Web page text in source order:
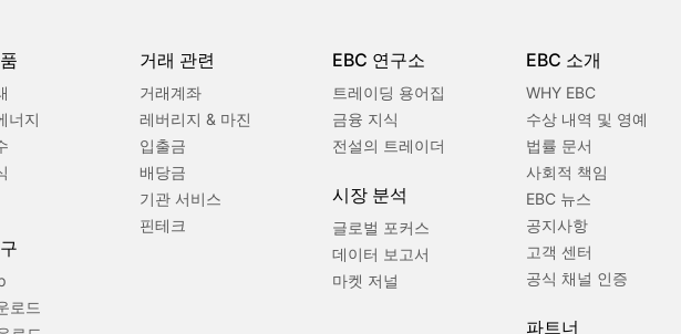
너지
로드
거래 관련
거래계좌
레버리지 & 마진
입출금
배당금
기관 서비스
핀테크
EBC 연구소
트레이딩 용어집
금융 지식
전설의 트레이더
시장 분석
글로벌 포커스
데이터 보고서
마켓 저널
EBC 소개
WHY EBC
수상 내역 및 영예
법률 문서
사회적 책임
EBC 뉴스
공지사항
고객 센터
공식 채널 인증
파트너